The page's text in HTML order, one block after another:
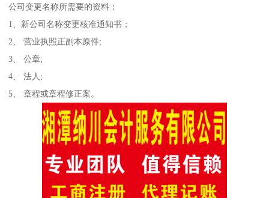
公司变更名称所需要的资料：
1、新公司名称变更核准通知书；
2、 营业执照正副本原件;
3、 公章;
4、 法人;
5、 章程或章程修正案。